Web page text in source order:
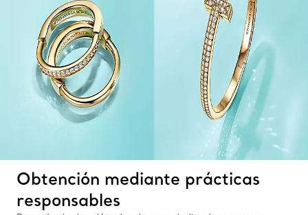
Obtención mediante prácticas
responsables